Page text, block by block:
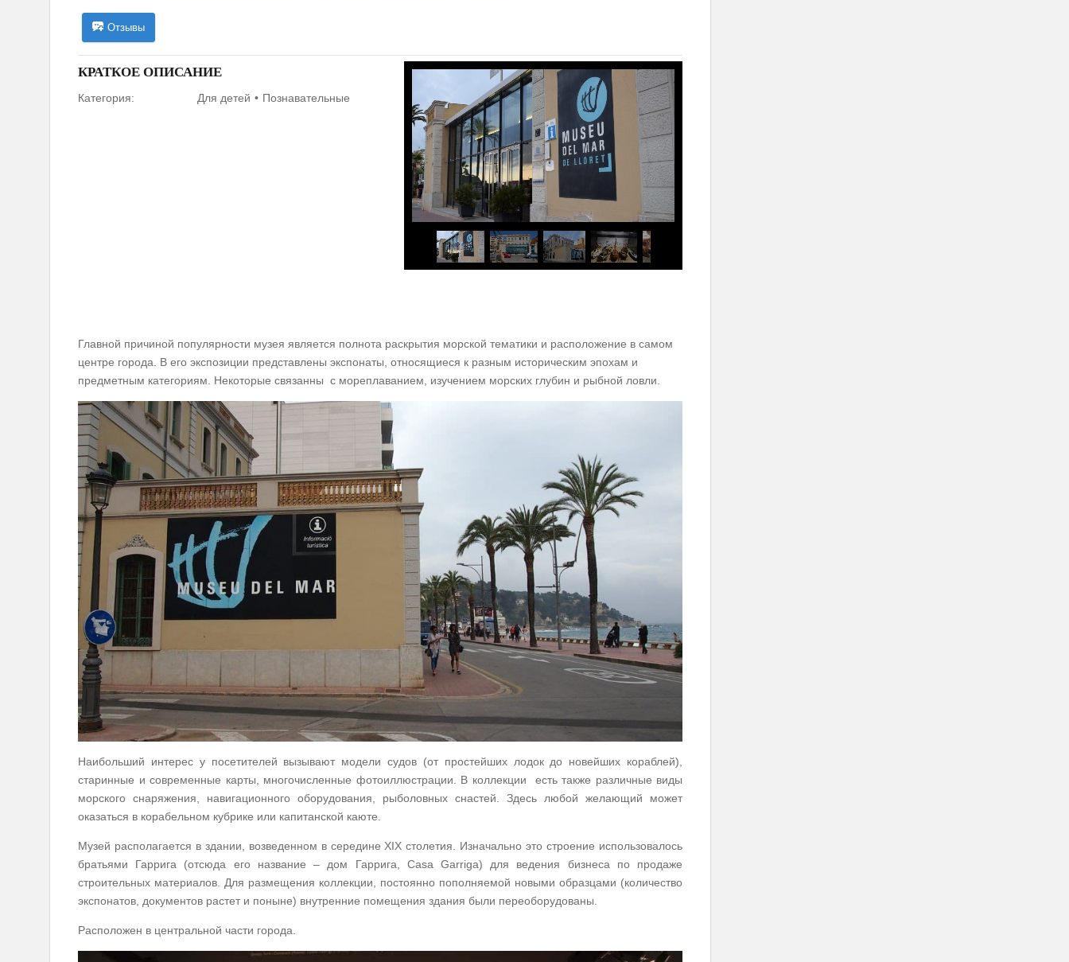
Отзывы
КРАТКОЕ ОПИСАНИЕ
Категория: Для детей Познавательные
Главной причиной популярности музея является полнота раскрытия морской тематики и расположение в самом
центре города. В его экспозиции представлены экспонаты, относящиеся к разным историческим эпохам и
предметным категориям. Некоторые связанны с мореплаванием, изучением морских глубин и рыбной ловли.
Наибольший интерес у посетителей вызывают модели судов (от простейших лодок до новейших кораблей),
старинные и современные карты, многочисленные фотоиллюстрации. В коллекции есть также различные виды
морского снаряжения, навигационного оборудования, рыболовных снастей. Здесь любой желающий может
оказаться в корабельном кубрике или капитанской каюте.
Музей располагается в здании, возведенном в середине XIX столетия. Изначально это строение использовалось
братьями Гаррига (отсюда его название – дом Гаррига, Casa Garriga) для ведения бизнеса по продаже
строительных материалов. Для размещения коллекции, постоянно пополняемой новыми образцами (количество
экспонатов, документов растет и поныне) внутренние помещения здания были переоборудованы.
Расположен в центральной части города.